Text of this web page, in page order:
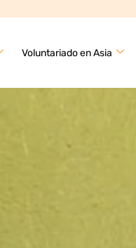
Voluntariado en Asia